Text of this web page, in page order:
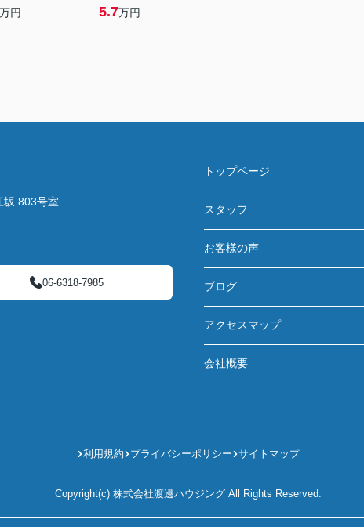
万円 5.7万円
坂 803号室
06-6318-7985
トップページ
スタッフ
お客様の声
ブログ
アクセスマップ
会社概要
利用規約 プライバシーポリシー サイトマップ
Copyright(c) 株式会社渡邊ハウジング All Rights Reserved.